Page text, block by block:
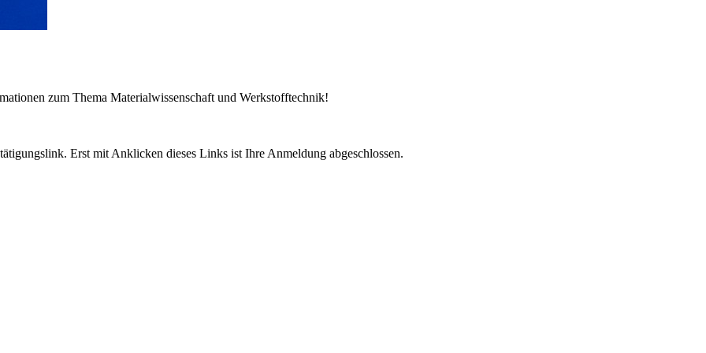
zum Thema Materialwissenschaft und Werkstofftechnik!
Erst mit Anklicken dieses Links ist Ihre Anmeldung abgeschlossen.